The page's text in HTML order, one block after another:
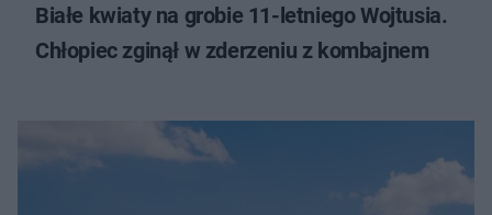
Białe kwiaty na grobie 11-letniego Wojtusia.
Chłopiec zginął w zderzeniu z kombajnem